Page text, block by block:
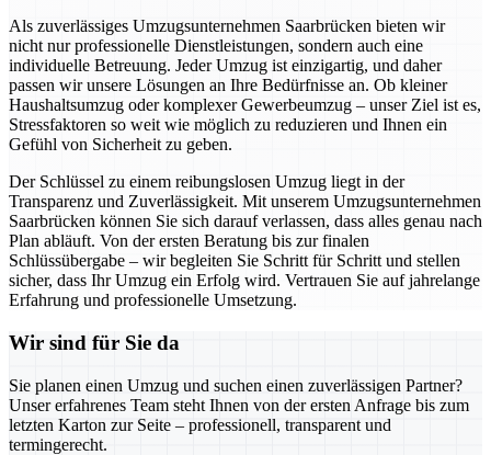
Als zuverlässiges Umzugsunternehmen Saarbrücken bieten wir
nicht nur professionelle Dienstleistungen, sondern auch eine
individuelle Betreuung. Jeder Umzug ist einzigartig, und daher
passen wir unsere Lösungen an Ihre Bedürfnisse an. Ob kleiner
Haushaltsumzug oder komplexer Gewerbeumzug – unser Ziel ist es,
Stressfaktoren so weit wie möglich zu reduzieren und Ihnen ein
Gefühl von Sicherheit zu geben.
Der Schlüssel zu einem reibungslosen Umzug liegt in der
Transparenz und Zuverlässigkeit. Mit unserem Umzugsunternehmen
Saarbrücken können Sie sich darauf verlassen, dass alles genau nach
Plan abläuft. Von der ersten Beratung bis zur finalen
Schlüssübergabe – wir begleiten Sie Schritt für Schritt und stellen
sicher, dass Ihr Umzug ein Erfolg wird. Vertrauen Sie auf jahrelange
Erfahrung und professionelle Umsetzung.
Wir sind für Sie da
Sie planen einen Umzug und suchen einen zuverlässigen Partner?
Unser erfahrenes Team steht Ihnen von der ersten Anfrage bis zum
letzten Karton zur Seite – professionell, transparent und
termingerecht.